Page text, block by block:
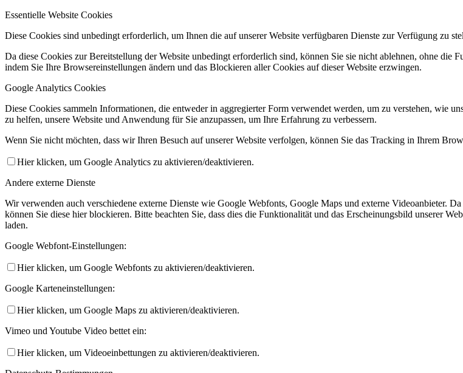
Essentielle Website Cookies
Diese Cookies sind unbedingt erforderlich, um Ihnen die auf unserer Website verfügbaren Dienste zur Verfügung zu
Da diese Cookies zur Bereitstellung der Website unbedingt erforderlich sind, können Sie sie nicht ablehnen, ohne die
indem Sie Ihre Browsereinstellungen ändern und das Blockieren aller Cookies auf dieser Website erzwingen.
Google Analytics Cookies
Diese Cookies sammeln Informationen, die entweder in aggregierter Form verwendet werden, um zu verstehen, wie
zu helfen, unsere Website und Anwendung für Sie anzupassen, um Ihre Erfahrung zu verbessern.
Wenn Sie nicht möchten, dass wir Ihren Besuch auf unserer Website verfolgen, können Sie das Tracking in Ihrem
Hier klicken, um Google Analytics zu aktivieren/deaktivieren.
Andere externe Dienste
Wir verwenden auch verschiedene externe Dienste wie Google Webfonts, Google Maps und externe Videoanbieter.
können Sie diese hier blockieren. Bitte beachten Sie, dass dies die Funktionalität und das Erscheinungsbild unserer
laden.
Google Webfont-Einstellungen:
Hier klicken, um Google Webfonts zu aktivieren/deaktivieren.
Google Karteneinstellungen:
Hier klicken, um Google Maps zu aktivieren/deaktivieren.
Vimeo und Youtube Video bettet ein:
Hier klicken, um Videoeinbettungen zu aktivieren/deaktivieren.